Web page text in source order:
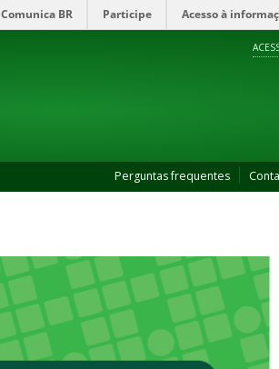
Comunica BR Participe Acesso à
Perguntas frequentes